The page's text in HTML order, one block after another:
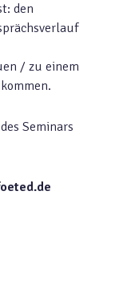
den
/ zu einem
Seminars